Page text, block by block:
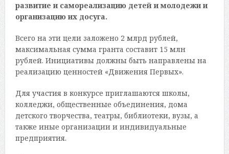
развитие и самореализацию детей и молодежи и
организацию их досуга.
Всего на эти цели заложено 2 млрд рублей,
максимальная сумма гранта составит 15 млн
рублей. Инициативы должны быть направлены на
реализацию ценностей «Движения Первых».
Для участия в конкурсе приглашаются школы,
колледжи, общественные объединения, дома
детского творчества, театры, библиотеки, вузы, а
также иные организации и индивидуальные
предприятия.